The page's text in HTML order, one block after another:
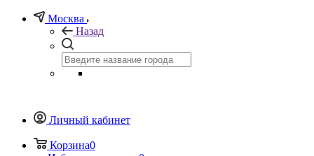
Москва
Назад
Личный кабинет
Корзина0